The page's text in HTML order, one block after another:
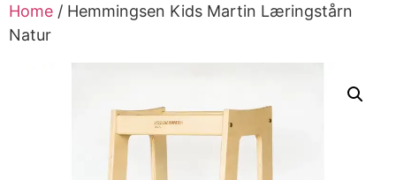
Home / Hemmingsen Kids Martin Læringstårn
Natur